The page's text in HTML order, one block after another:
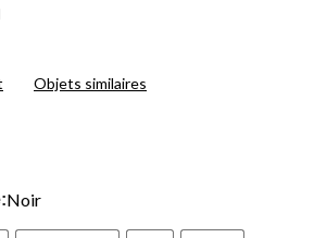
Objets similaires
Noir